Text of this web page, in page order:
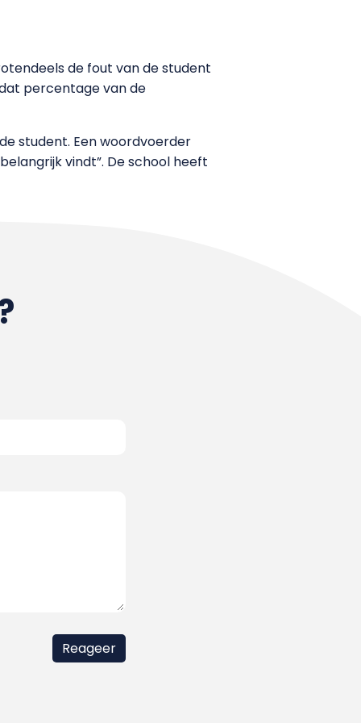
de fout van de student
percentage van de
student. Een woordvoerder
vindt”. De school heeft